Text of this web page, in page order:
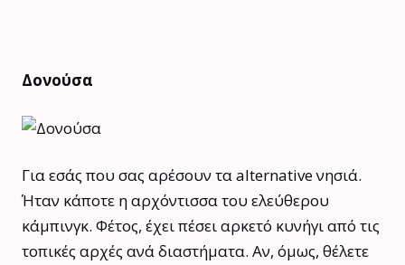
Δονούσα
Για εσάς που σας αρέσουν τα alternative νησιά.
Ήταν κάποτε η αρχόντισσα του ελεύθερου
κάμπινγκ. Φέτος, έχει πέσει αρκετό κυνήγι από τις
τοπικές αρχές ανά διαστήματα. Αν, όμως, θέλετε